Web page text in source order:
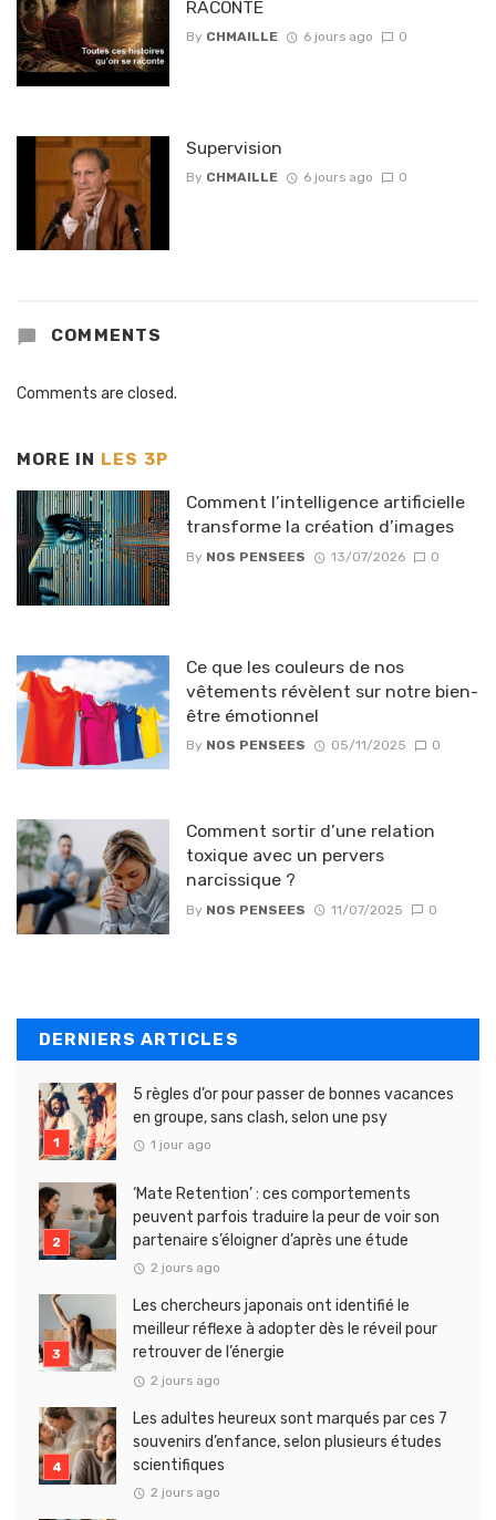
RACONTE
By CHMAILLE 6 jours ago 0
Supervision
By CHMAILLE 6 jours ago 0
COMMENTS
Comments are closed.
MORE IN LES 3P
Comment l’intelligence artificielle
transforme la création d’images
By NOS PENSEES 13/07/2026 0
Ce que les couleurs de nos
vêtements révèlent sur notre bien-
être émotionnel
By NOS PENSEES 05/11/2025 0
Comment sortir d’une relation
toxique avec un pervers
narcissique ?
By NOS PENSEES 11/07/2025 0
DERNIERS ARTICLES
5 règles d’or pour passer de bonnes vacances
en groupe, sans clash, selon une psy
1 jour ago
‘Mate Retention’ : ces comportements
peuvent parfois traduire la peur de voir son
partenaire s’éloigner d’après une étude
2 jours ago
Les chercheurs japonais ont identifié le
meilleur réflexe à adopter dès le réveil pour
retrouver de l’énergie
2 jours ago
Les adultes heureux sont marqués par ces 7
souvenirs d’enfance, selon plusieurs études
scientifiques
2 jours ago